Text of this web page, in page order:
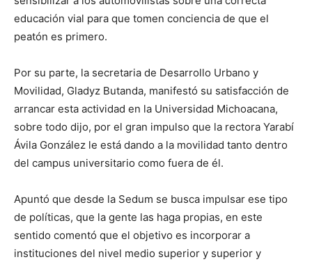
educación vial para que tomen conciencia de que el
peatón es primero.
Por su parte, la secretaria de Desarrollo Urbano y
Movilidad, Gladyz Butanda, manifestó su satisfacción de
arrancar esta actividad en la Universidad Michoacana,
sobre todo dijo, por el gran impulso que la rectora Yarabí
Ávila González le está dando a la movilidad tanto dentro
del campus universitario como fuera de él.
Apuntó que desde la Sedum se busca impulsar ese tipo
de políticas, que la gente las haga propias, en este
sentido comentó que el objetivo es incorporar a
instituciones del nivel medio superior y superior y